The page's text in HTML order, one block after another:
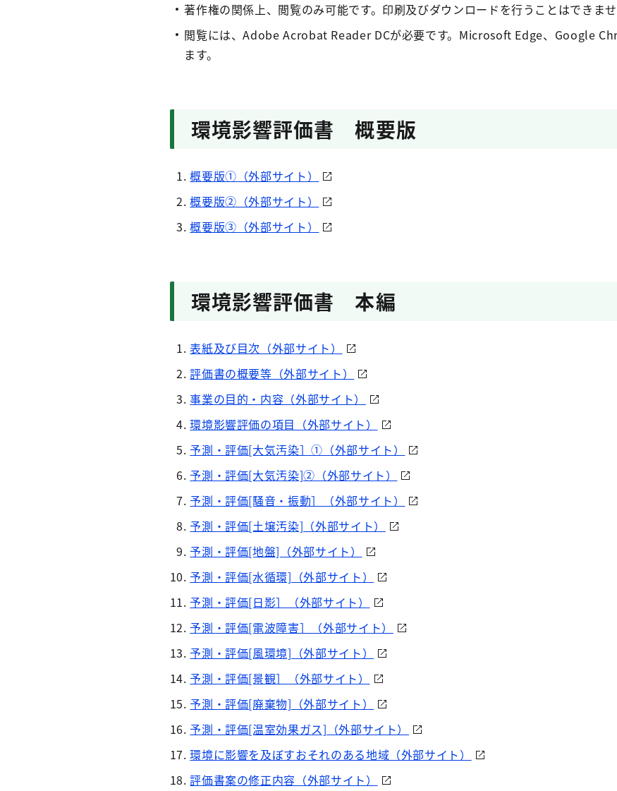
著作権の関係上、閲覧のみ可能です。印刷及びダウンロードを行うことはできませ
閲覧には、Adobe Acrobat Reader DCが必要です。Microsoft Edge、Google
ます。
環境影響評価書 概要版
概要版①（外部サイト）
概要版②（外部サイト）
概要版③（外部サイト）
環境影響評価書 本編
表紙及び目次（外部サイト）
評価書の概要等（外部サイト）
事業の目的・内容（外部サイト）
環境影響評価の項目（外部サイト）
予測・評価[大気汚染］①（外部サイト）
予測・評価[大気汚染]②（外部サイト）
予測・評価[騒音・振動］（外部サイト）
予測・評価[土壌汚染]（外部サイト）
予測・評価[地盤]（外部サイト）
予測・評価[水循環]（外部サイト）
予測・評価[日影］（外部サイト）
予測・評価[電波障害］（外部サイト）
予測・評価[風環境]（外部サイト）
予測・評価[景観］（外部サイト）
予測・評価[廃棄物]（外部サイト）
予測・評価[温室効果ガス]（外部サイト）
環境に影響を及ぼすおそれのある地域（外部サイト）
評価書案の修正内容（外部サイト）